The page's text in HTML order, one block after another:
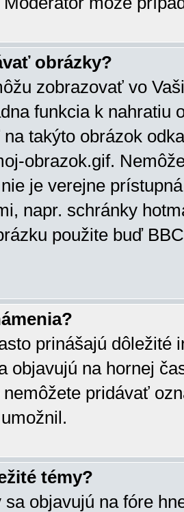
obrázky?
zobrazovať vo
funkcia k nahratiu
takýto obrázok
obrazok.gif.
je verejne
napr. schránky
použite buď
prinášajú dôležité
objavujú na hornej
pridávať
témy?
sa objavujú na fóre